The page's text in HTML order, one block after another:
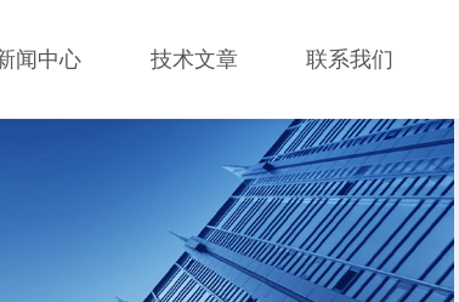
闻中心 技术文章 联系我们